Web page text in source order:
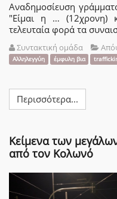
Αναδημοσίευση
"Είμαι η … (12χρονη)
τελευταία φορά τα
Συντακτική ομάδα
Αλληλεγγύη έμφυλη βια
Περισσότερα...
Κείμενα των
από τον Κολωνό